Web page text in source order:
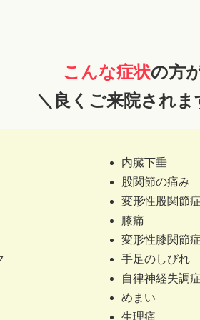
こんな症状の方
＼良くご来院されま
内臓下垂
股関節の痛み
変形性股関節症
膝痛
変形性膝関節症
手足のしびれ
自律神経失調症
めまい
生理痛